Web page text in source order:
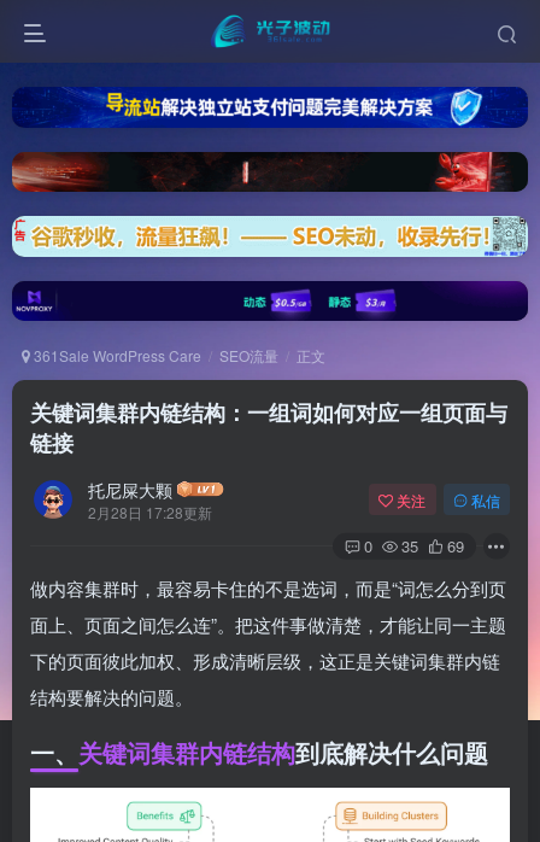
361Sale WordPress Care SEO流量 正文
关键词集群内链结构：一组词如何对应一组页面与
链接
托尼屎大颗
2月28日 17:28更新
关注 私信
0 35 69
做内容集群时，最容易卡住的不是选词，而是“词怎么分到页
面上、页面之间怎么连”。把这件事做清楚，才能让同一主题
下的页面彼此加权、形成清晰层级，这正是关键词集群内链
结构要解决的问题。
一、 关键词集群内链结构到底解决什么问题